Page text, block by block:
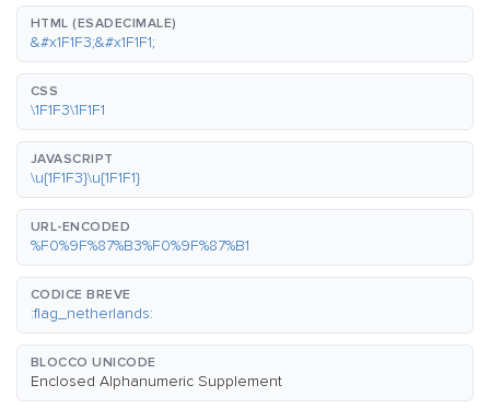
HTML (ESADECIMALE)
&#x1F1F3;&#x1F1F1;
CSS
\1F1F3\1F1F1
JAVASCRIPT
\u{1F1F3}\u{1F1F1}
URL-ENCODED
%F0%9F%87%B3%F0%9F%87%B1
CODICE BREVE
:flag_netherlands:
BLOCCO UNICODE
Enclosed Alphanumeric Supplement